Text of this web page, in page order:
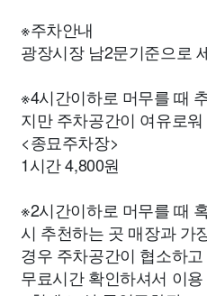
※주차안내
광장시장 남2문기준으로
※4시간이하로 머무를 때
지만 주차공간이 여유로
<종묘주차장>
1시간 4,800원
※2시간이하로 머무를 때
시 추천하는 곳 매장과 가
경우 주차공간이 협소하
무료시간 확인하셔서 이